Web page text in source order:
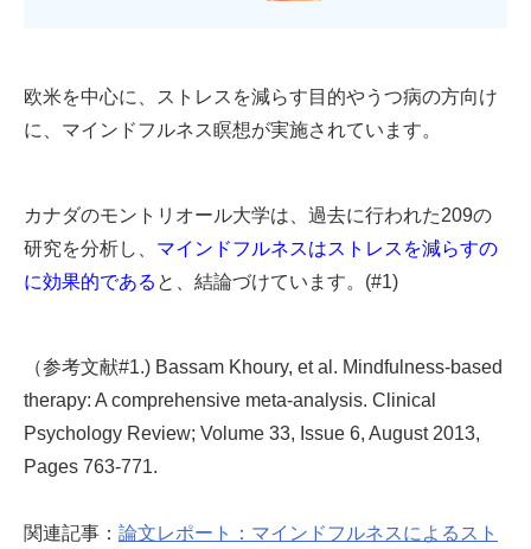
欧米を中心に、ストレスを減らす目的やうつ病の方向け
に、マインドフルネス瞑想が実施されています。
カナダのモントリオール大学は、過去に行われた209の
研究を分析し、 マインドフルネスはストレスを減らすの
に効果的である と、結論づけています。(#1)
（参考文献#1.) Bassam Khoury, et al. Mindfulness-based
therapy: A comprehensive meta-analysis. Clinical
Psychology Review; Volume 33, Issue 6, August 2013,
Pages 763-771.
関連記事： 論文レポート：マインドフルネスによるスト